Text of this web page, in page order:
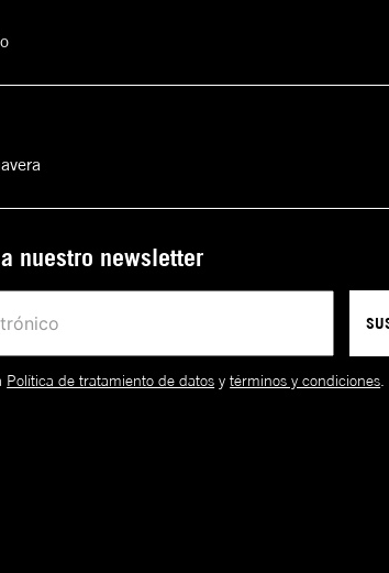
nuestro newsletter
Política de tratamiento de datos ytérminos y condiciones